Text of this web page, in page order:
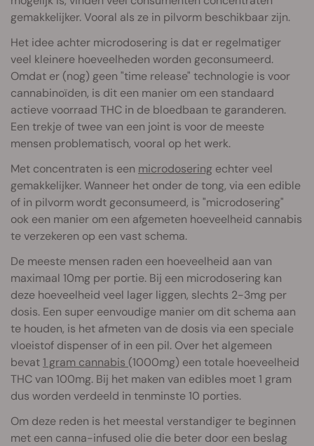
gemakkelijker. Vooral als ze in pilvorm beschikbaar zijn.
Het idee achter microdosering is dat er regelmatiger
veel kleinere hoeveelheden worden geconsumeerd.
Omdat er (nog) geen "time release" technologie is voor
cannabinoïden, is dit een manier om een standaard
actieve voorraad THC in de bloedbaan te garanderen.
Een trekje of twee van een joint is voor de meeste
mensen problematisch, vooral op het werk.
Met concentraten is een microdosering echter veel
gemakkelijker. Wanneer het onder de tong, via een edible
of in pilvorm wordt geconsumeerd, is "microdosering"
ook een manier om een afgemeten hoeveelheid cannabis
te verzekeren op een vast schema.
De meeste mensen raden een hoeveelheid aan van
maximaal 10mg per portie. Bij een microdosering kan
deze hoeveelheid veel lager liggen, slechts 2-3mg per
dosis. Een super eenvoudige manier om dit schema aan
te houden, is het afmeten van de dosis via een speciale
vloeistof dispenser of in een pil. Over het algemeen
bevat1 gram cannabis (1000mg) een totale hoeveelheid
THC van 100mg. Bij het maken van edibles moet 1 gram
dus worden verdeeld in tenminste 10 porties.
Om deze reden is het meestal verstandiger te beginnen
met een canna-infused olie die beter door een beslag